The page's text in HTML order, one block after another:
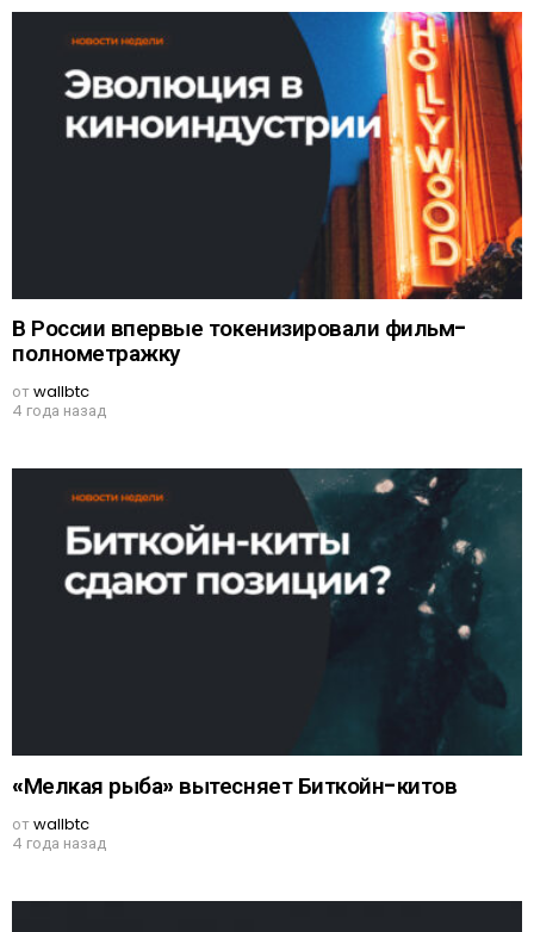
В России впервые токенизировали фильм-
полнометражку
отwallbtc
4 года назад
«Мелкая рыба» вытесняет Биткойн-китов
отwallbtc
4 года назад